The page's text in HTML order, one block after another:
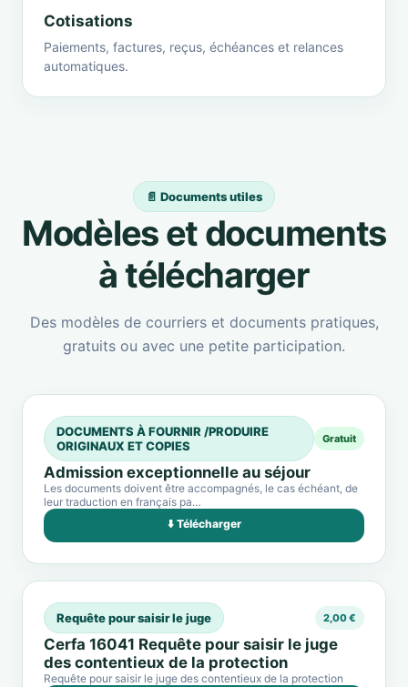
Cotisations
Paiements, factures, reçus, échéances et relances
automatiques.
📄 Documents utiles
Modèles et documents
à télécharger
Des modèles de courriers et documents pratiques,
gratuits ou avec une petite participation.
DOCUMENTS À FOURNIR /PRODUIRE
ORIGINAUX ET COPIES
Gratuit
Admission exceptionnelle au séjour
Les documents doivent être accompagnés, le cas échéant, de
leur traduction en français pa…
⬇️ Télécharger
Requête pour saisir le juge 2,00 €
Cerfa 16041 Requête pour saisir le juge
des contentieux de la protection
Requête pour saisir le juge des contentieux de la protection